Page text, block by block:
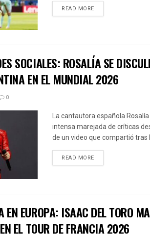
READ MORE
SOCIALES: ROSALÍA SE
EN EL MUNDIAL 2026
0
La cantautora española
intensa marejada de críticas
de un video que compartió tras
READ MORE
EUROPA: ISAAC DEL TORO
EL TOUR DE FRANCIA 2026